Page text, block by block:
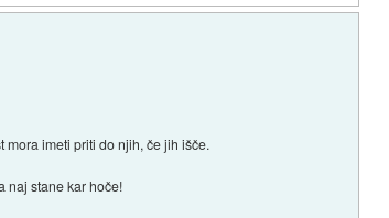
imeti priti do njih, če jih išče.
naj stane kar hoče!